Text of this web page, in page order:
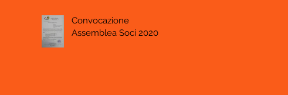
Convocazione
Assemblea Soci 2020